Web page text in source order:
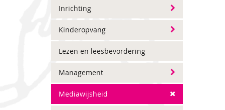
Inrichting
Kinderopvang
Lezen en leesbevordering
Management
Mediawijsheid